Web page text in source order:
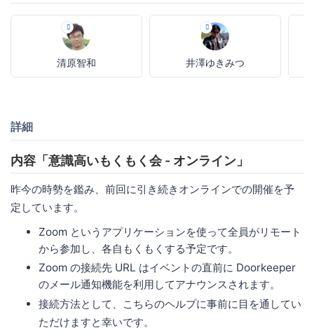
清原智和 井澤ゆきみつ
詳細
内容「意識高いもくもく会 - オンライン」
昨今の時勢を鑑み、前回に引き続きオンラインでの開催を予
定しています。
Zoom というアプリケーションを使って全員がリモート
から参加し、各自もくもくする予定です。
Zoom の接続先 URL はイベントの直前に Doorkeeper
のメール通知機能を利用してアナウンスされます。
接続方法として、こちらのヘルプに事前に目を通してい
ただけますと幸いです。